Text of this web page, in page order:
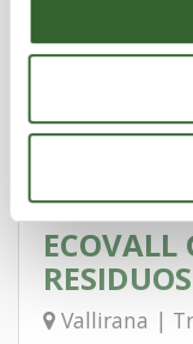
Salt |
ECOVALL
RESIDUOS
Vallirana |